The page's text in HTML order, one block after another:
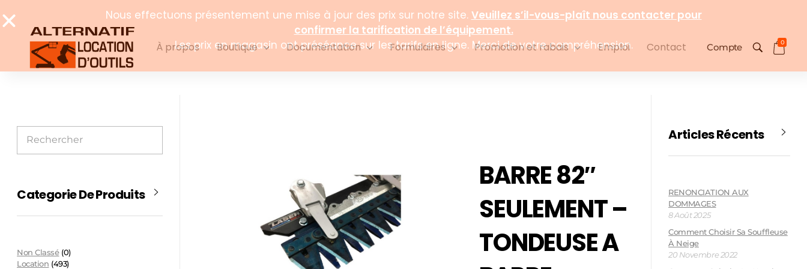
À propos Boutique Documentation Formulaires Promotion et rabais Emploi Contact Compte 0
BARRE 82″
SEULEMENT –
TONDEUSE A
Categorie De Produits
Non Classé (0)
Location (493)
Articles Récents
RENONCIATION AUX
DOMMAGES
8 Août 2025
Comment Choisir Sa Souffleuse
À Neige
20 Novembre 2022